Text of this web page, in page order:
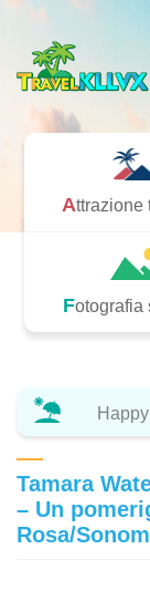
Tamara
– Un
Rosa/